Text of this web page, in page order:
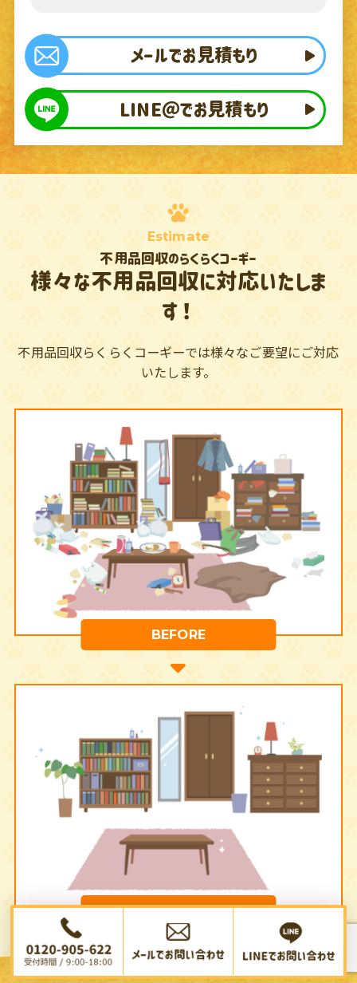
メールでお見積もり
LINE＠でお見積もり
Estimate
不用品回収のらくらくコーギー
様々な不用品回収に対応いたしま
す！
不用品回収らくらくコーギーでは様々なご要望にご対応
いたします。
BEFORE
AFTER